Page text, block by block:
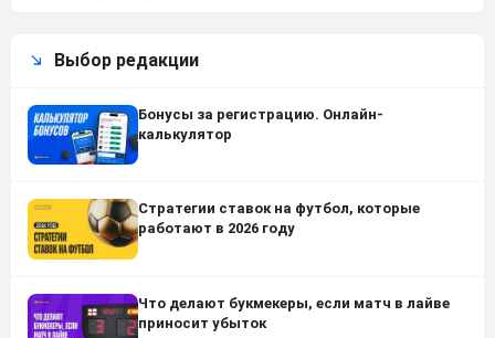
Выбор редакции
Бонусы за регистрацию. Онлайн-
калькулятор
Стратегии ставок на футбол, которые
работают в 2026 году
Что делают букмекеры, если матч в лайве
приносит убыток